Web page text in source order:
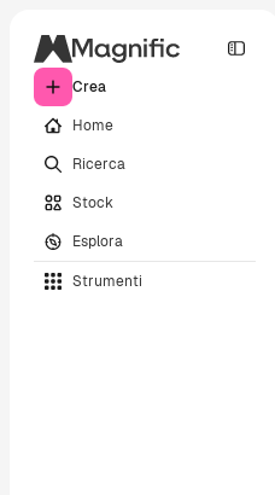
Crea
Home
Ricerca
Stock
Esplora
Strumenti